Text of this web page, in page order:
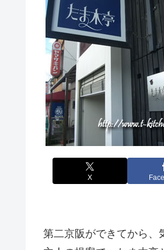
X
第二京阪ができてから、